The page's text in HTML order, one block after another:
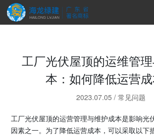
工厂光伏屋顶的运维管
本：如何降低运营成
2023.07.05 / 常见问题
工厂光伏屋顶的运营管理与维护成本是影响光
因素之一。为了降低运营成本，可以采取以下